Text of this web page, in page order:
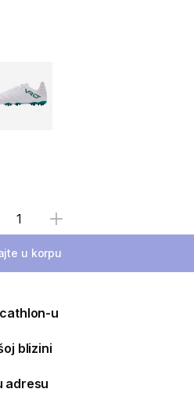
Izaberi količinu
u korpu
u
blizini
adresu